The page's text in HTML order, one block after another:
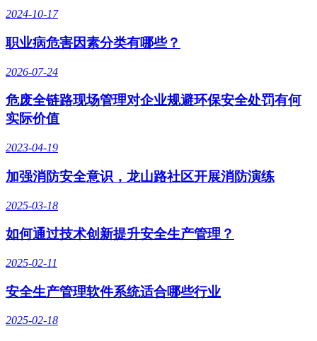
2024-10-17
职业病危害因素分类有哪些？
2026-07-24
危废全链路现场管理对企业规避环保安全处罚有何
实际价值
2023-04-19
加强消防安全意识，龙山路社区开展消防演练
2025-03-18
如何通过技术创新提升安全生产管理？
2025-02-11
安全生产管理软件系统适合哪些行业
2025-02-18